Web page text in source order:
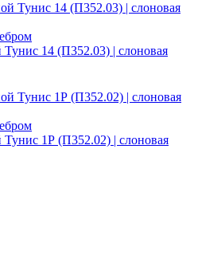
14 (П352.03) | слоновая
1Р (П352.02) | слоновая